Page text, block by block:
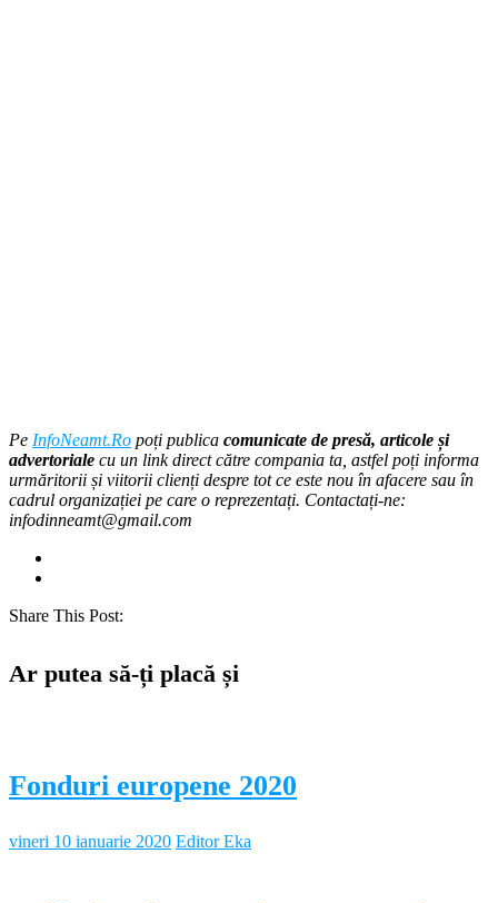
Pe InfoNeamt.Ro poți publica comunicate de presă, articole și
advertoriale cu un link direct către compania ta, astfel poți informa
urmăritorii și viitorii clienți despre tot ce este nou în afacere sau în
cadrul organizației pe care o reprezentați. Contactați-ne:
infodinneamt@gmail.com
Share This Post:
Ar putea să-ți placă și
Fonduri europene 2020
vineri 10 ianuarie 2020 Editor Eka